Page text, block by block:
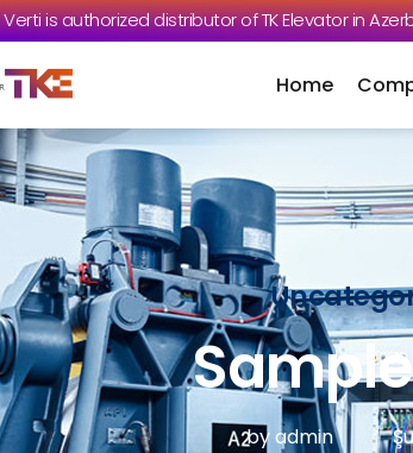
Verti is authorized distributor of TK Elevator in
Home
byadmin